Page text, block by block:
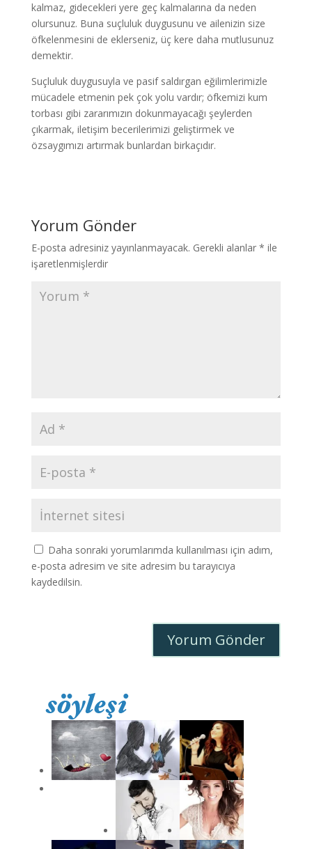
kalmaz, gidecekleri yere geç kalmalarına da neden
olursunuz. Buna suçluluk duygusunu ve ailenizin size
öfkelenmesini de eklerseniz, üç kere daha mutlusunuz
demektir.
Suçluluk duygusuyla ve pasif saldırgan eğilimlerimizle
mücadele etmenin pek çok yolu vardır; öfkemizi kum
torbası gibi zararımızın dokunmayacağı şeylerden
çıkarmak, iletişim becerilerimizi geliştirmek ve
özsaygımızı artırmak bunlardan birkaçıdır.
Yorum Gönder
E-posta adresiniz yayınlanmayacak. Gerekli alanlar * ile
işaretlenmişlerdir
Daha sonraki yorumlarımda kullanılması için adım,
e-posta adresim ve site adresim bu tarayıcıya
kaydedilsin.